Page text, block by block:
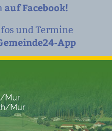
auf Facebook!
und Termine
App
Mur
Mur